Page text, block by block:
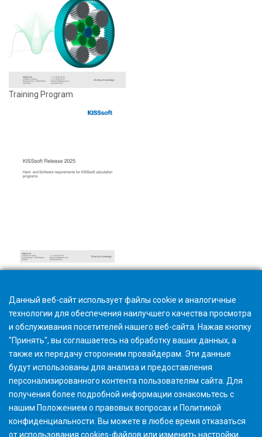
Training Program
Hardware- und Softwareanforderungen
Данный веб-сайт использует файлы cookie и аналогичные
технологии для обеспечения наилучшего качества просмотра
и обслуживания посетителей нашего веб-сайта. Нажав кнопку
"Принять", вы соглашаетесь на обработку ваших данных, а
также их передачу сторонним провайдерам. Эти данные
будут использованы для анализа и предоставления
персонализированного контента пользователям сайта. Для
получения более подробной информации ознакомьтесь с
нашим Положением о правовых вопросахи Политикой
конфиденциальности . Вы можете в любое время отказаться
от использования cookies-файлов или изменить настройки